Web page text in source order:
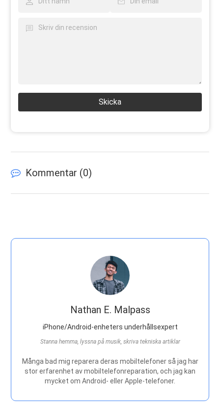
Skicka
Kommentar (0)
Nathan E. Malpass
iPhone/Android-enheters underhållsexpert
Stanna hemma, lyssna på musik, skriva tekniska artiklar
Många bad mig reparera deras mobiltelefoner så jag har
stor erfarenhet av mobiltelefonreparation, och jag kan
mycket om Android- eller Apple-telefoner.